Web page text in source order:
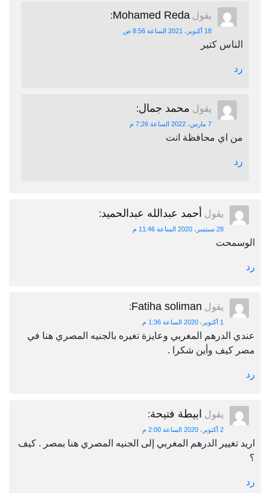
يقول Mohamed Reda
:
18 أكتوبر، 2021 الساعة 8:56 ص
الناس كتير
رد
يقول محمد جمال:
7 مارس، 2022 الساعة 7:26 م
من اي محافظة انت
رد
يقول أحمد عبدالله عبدالحميد:
28 سبتمبر، 2020 الساعة 11:46 م
الوسمحت
رد
يقول Fatiha soliman
:
1 أكتوبر، 2020 الساعة 1:36 م
عندي الدرهم المغربي وعايزة تغيره بالجنيه المصري هنا في
مصر كيف وأين شكرا .
رد
يقول ابيطة فتيحة:
2 أكتوبر، 2020 الساعة 2:00 م
اريد تغيير الدرهم المغربي إلى الجنيه المصري هنا بمصر . كيف
؟
رد